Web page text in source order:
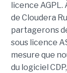
licence
de Cloudera
partagerons
sous licence
mesure que
du logiciel